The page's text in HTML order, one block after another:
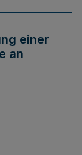
einer
an